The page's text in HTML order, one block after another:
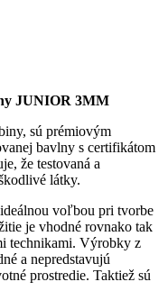
JUNIOR 3MM
sú prémiovým
bavlny s certifikátom
že testovaná a
látky.
voľbou pri tvorbe
je vhodné rovnako tak
technikami. Výrobky z
a nepredstavujú
prostredie. Taktiež sú